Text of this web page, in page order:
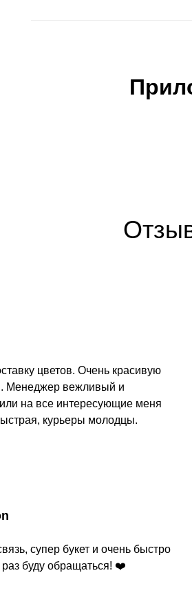
цветов. Очень красивую
Менеджер вежливый и
на все интересующие меня
курьеры молодцы.
супер букет и очень быстро
буду обращаться! ❤️